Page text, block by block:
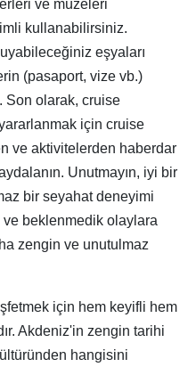
ve müzeleri
kullanabilirsiniz.
eşyaları
(pasaport, vize vb.)
Son olarak, cruise
için cruise
ve aktivitelerden haberdar
Unutmayın, iyi bir
bir seyahat deneyimi
ve beklenmedik olaylara
zengin ve unutulmaz
için hem keyifli hem
Akdeniz'in zengin tarihi
hangisini